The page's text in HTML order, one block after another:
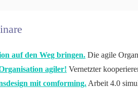
auf den Weg bringen. Die agile
agiler! Vernetzter
mit comforming. Arbeit 4.0